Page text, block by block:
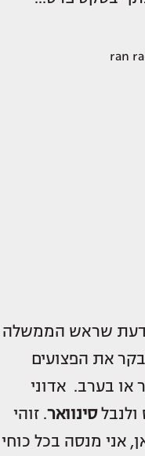
שראש הממשלה
את הפצועים
או בערב. אדוני
סינוואר. זוהי
אני מנסה בכל כוחי